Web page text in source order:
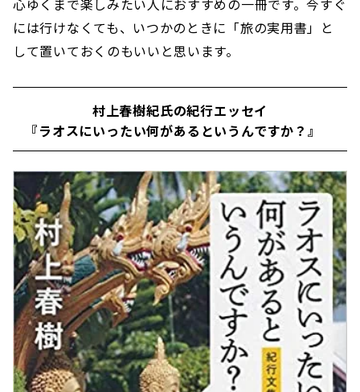
心ゆくまで楽しみたい人におすすめの一冊です。今すぐ
には行けなくても、いつかのときに「旅の実用書」と
して置いておくのもいいと思います。
村上春樹紀氏の紀行エッセイ
『ラオスにいったい何があるというんですか？』